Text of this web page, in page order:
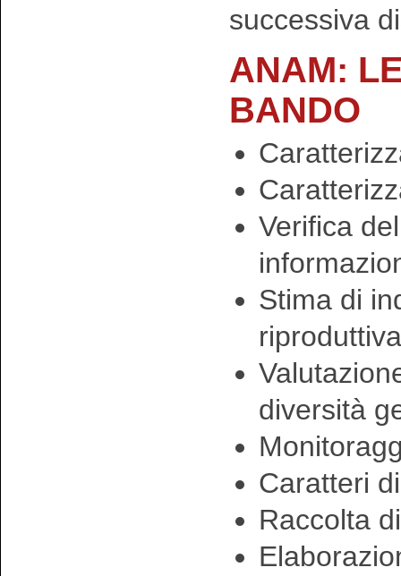
successiva
ANAM:
BANDO
Verifica
Stima di
riproduttiva
diversità
Caratteri
Raccolta